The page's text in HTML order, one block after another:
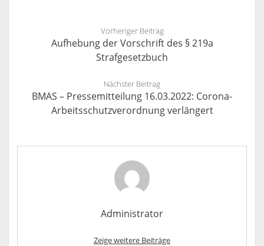
Vorheriger Beitrag
Aufhebung der Vorschrift des § 219a
Strafgesetzbuch
Nächster Beitrag
BMAS – Pressemitteilung 16.03.2022: Corona-
Arbeitsschutzverordnung verlängert
Administrator
Zeige weitere Beiträge